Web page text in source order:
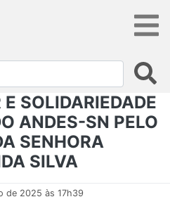
SOLIDARIEDADE
ANDES-SN PELO
SENHORA
SILVA
de 2025 às 17h39